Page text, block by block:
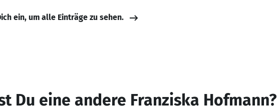
ein, um alle Einträge zu sehen.
Du eine andere Franziska Hofmann?